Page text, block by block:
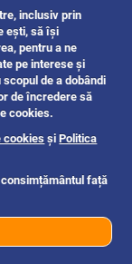
mesaj
inclusiv prin
ești, să își
pentru a ne
pe interese și
de a dobândi
de încredere să
cookies.
cookiesșiPolitica
față